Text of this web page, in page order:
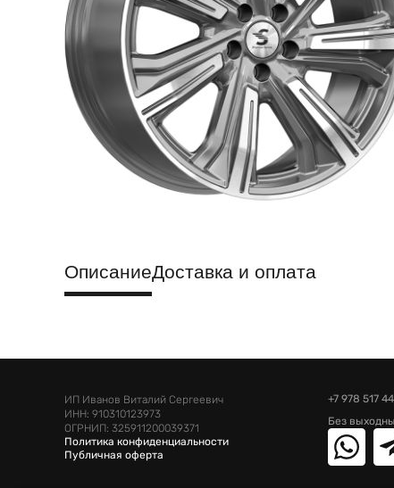
ОписаниеДоставка и оплата
ИП Иванов Виталий Сергеевич
ИНН: 910310123973
ОГРНИП: 325911200039371
Политика конфиденциальности
Публичная оферта
+7 978 517
Без